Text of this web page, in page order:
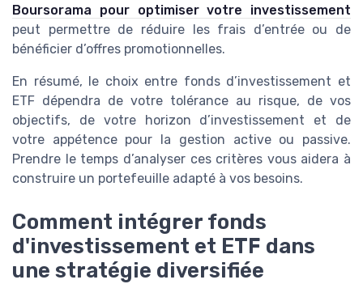
Boursorama pour optimiser votre investissement
peut permettre de réduire les frais d’entrée ou de
bénéficier d’offres promotionnelles.
En résumé, le choix entre fonds d’investissement et
ETF dépendra de votre tolérance au risque, de vos
objectifs, de votre horizon d’investissement et de
votre appétence pour la gestion active ou passive.
Prendre le temps d’analyser ces critères vous aidera à
construire un portefeuille adapté à vos besoins.
Comment intégrer fonds
d'investissement et ETF dans
une stratégie diversifiée